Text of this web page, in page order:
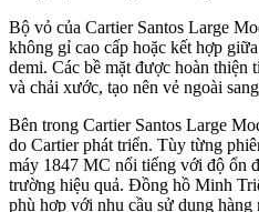
Bộ vỏ của Cartier Santos Large
không gỉ cao cấp hoặc kết hợp
demi. Các bề mặt được hoàn thiện
và chải xước, tạo nên vẻ ngoài
Bên trong Cartier Santos Large
do Cartier phát triển. Tùy từng
máy 1847 MC nổi tiếng với độ ổn
trường hiệu quả. Đồng hồ Minh
phù hợp với nhu cầu sử dụng hàng